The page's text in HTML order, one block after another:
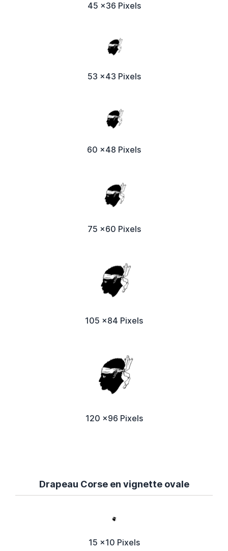
45 x36 Pixels
53 x43 Pixels
60 x48 Pixels
75 x60 Pixels
105 x84 Pixels
120 x96 Pixels
Drapeau Corse en vignette ovale
15 x10 Pixels